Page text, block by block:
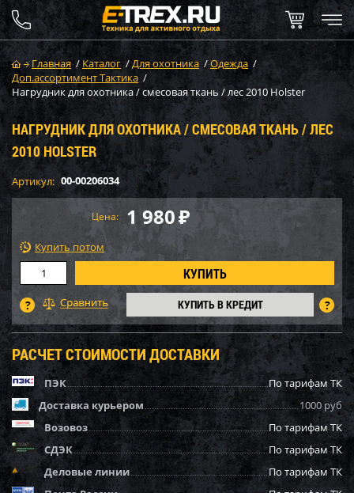
Главная / Каталог /Для охотника /Одежда /
Доп.ассортимент Тактика /
Нагрудник для охотника / смесовая ткань / лес 2010 Holster
НАГРУДНИК ДЛЯ ОХОТНИКА / СМЕСОВАЯ ТКАНЬ / ЛЕС
2010 HOLSTER
Артикул: 00-00206034
Цена: 1 980₽
Купить потом
КУПИТЬ В КРЕДИТ
РАСЧЕТ СТОИМОСТИ ДОСТАВКИ
ПЭК
По тарифам ТК
Доставка курьером
1000 руб
Возовоз
По тарифам ТК
СДЭК
По тарифам ТК
Деловые линии
По тарифам ТК